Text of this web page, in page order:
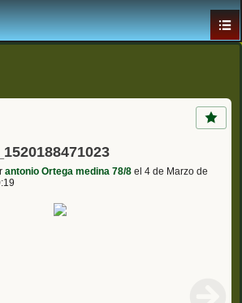
antonio Ortega medina 78/8 el 4 de Marzo de